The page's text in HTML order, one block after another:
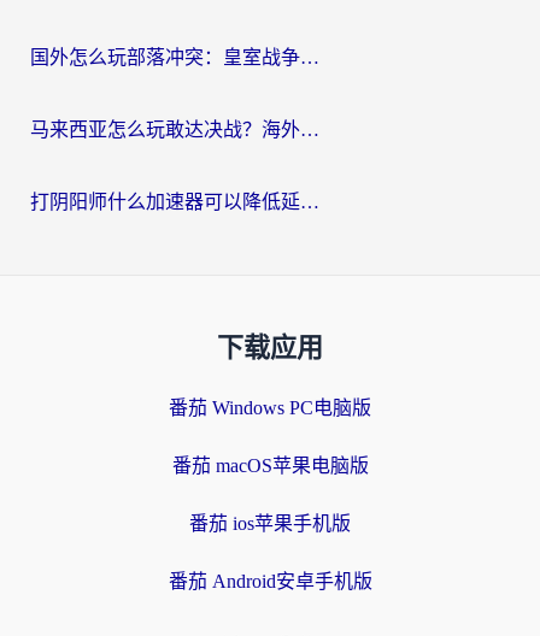
国外怎么玩部落冲突：皇室战争不卡？海外玩家畅玩国服游戏终极指南
马来西亚怎么玩敢达决战？海外党国服游戏加速避坑指南（附实测推荐）
打阴阳师什么加速器可以降低延迟？海外玩家的真实困境与破局
下载应用
番茄 Windows PC电脑版
番茄 macOS苹果电脑版
番茄 ios苹果手机版
番茄 Android安卓手机版